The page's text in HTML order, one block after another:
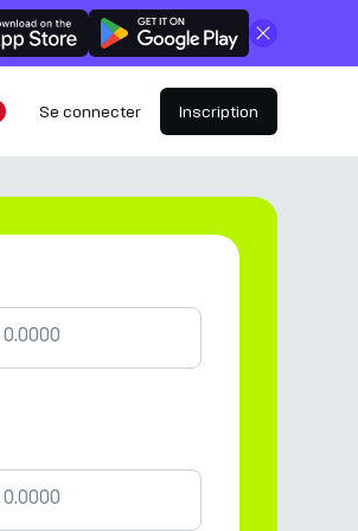
Fermer
Se connecter Inscription